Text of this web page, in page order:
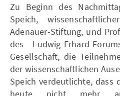
Zu Beginn des
Speich,
Adenauer-Stiftung, und
des Ludwig-Erhard-
Gesellschaft, die
der wissenschaftlichen
Speich verdeutlichte, dass
heute nicht mehr